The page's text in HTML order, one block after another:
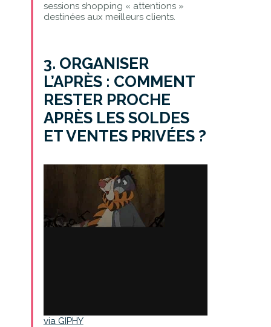
sessions shopping « attentions »
destinées aux meilleurs clients.
3. ORGANISER
L’APRÈS : COMMENT
RESTER PROCHE
APRÈS LES SOLDES
ET VENTES PRIVÉES ?
via GIPHY